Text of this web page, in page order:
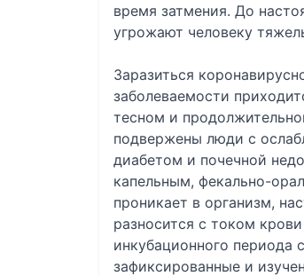
время затмения. До
угрожают человеку
Заразиться
заболеваемости
тесном и
подвержены люди с
диабетом и почечной
капельным, фекально-
проникает в организм,
разносится с током
инкубационного периода
зафиксированные и